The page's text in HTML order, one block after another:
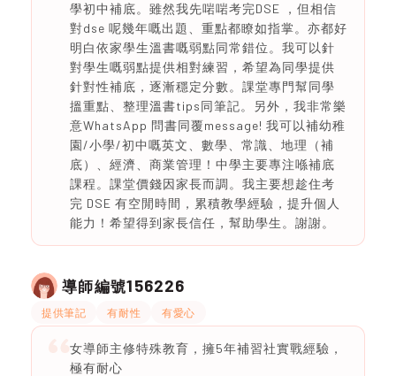
學初中補底。雖然我先啱啱考完DSE ，但相信
對dse 呢幾年嘅出題、重點都瞭如指掌。亦都好
明白依家學生溫書嘅弱點同常錯位。我可以針
對學生嘅弱點提供相對練習，希望為同學提供
針對性補底，逐漸穩定分數。課堂專門幫同學
搵重點、整理溫書tips同筆記。另外，我非常樂
意WhatsApp 問書同覆message! 我可以補幼稚
園/小學/初中嘅英文、數學、常識、地理（補
底）、經濟、商業管理！中學主要專注喺補底
課程。課堂價錢因家長而調。我主要想趁住考
完 DSE 有空閒時間，累積教學經驗，提升個人
能力！希望得到家長信任，幫助學生。謝謝。
導師編號156226
提供筆記 有耐性 有愛心
女導師主修特殊教育，擁5年補習社實戰經驗，
極有耐心